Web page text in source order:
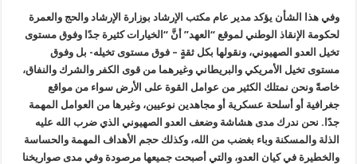
وفي هذا الشأن يؤكد مدير عام مكتب الإرشاد بوزارة الإرشاد والحج والعمرة
لحكومة الإنقاذ الوطني لموقع “العهد” أنَّ “الخيارات كثيرة جدًا وفوق مستوى
تخيل العدو الصهيوني، ونقولها بكل ثقةٍ – فوق مستوى تخيله- بل وفوق
مستوى تخيل الأمريكي والبريطاني وغيرهما من قوى الكفر والشرك والنفاق،
خاصةً ونحن نمتلك الكثير من عوامل القوة على الأرض سواء من مواقع
جغرافية أو أسلحة عسكرية أو مجاهدين نوعيين، وغيرها من العوامل المهمة
جدًا. نحن ندرك مدى هشاشة وضعف العدو الصهيوني الذي ضرب الله عليه
الذلة والمسكنة وباء بغضب من الله، وكذلك حجم الأهداف المهمة والحساسة
والخطيرة في كيان العدو، والتي أصبحت جميعها مرصودة وفي مدى صواريخنا